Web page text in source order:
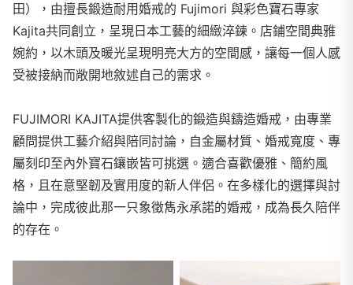
田），由擅長鍛造耐用婚戒的 Fujimori 與彩色寶石專家
Kajita共同創立，呈現日本工藝的細緻淬鍊。店鋪空間典雅
婉約，以木頭及暖光呈現明亮大方的空間感，讓每一個人感
受被接納而敞開地敘述自己的需求。
FUJIMORI KAJITA提供客製化的鍛造與鑄造婚戒，由專業
顧問提供工藝介紹與陪同討論，自金屬材質、婚戒寬度、專
屬刻印至內外寶石鑲嵌皆可挑選。適合喜歡優雅、簡約風
格，且在意堅韌及實用度的新人伴侶。在多樣化的選擇與討
論中，完成彼此那一只象徵雋永承諾的婚戒，成為長久陪伴
的存在。